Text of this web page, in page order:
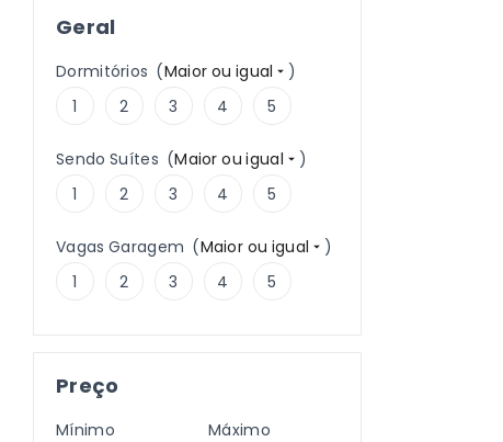
Geral
Dormitórios (Maior ou igual
)
1
2 3 4 5
Sendo Suítes (Maior ou igual
)
1
2 3 4 5
Vagas Garagem (Maior ou igual
)
1
2 3 4 5
Preço
Mínimo Máximo